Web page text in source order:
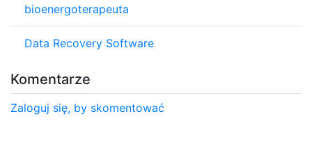
bioenergoterapeuta
Data Recovery Software
Komentarze
Zaloguj się, by skomentować